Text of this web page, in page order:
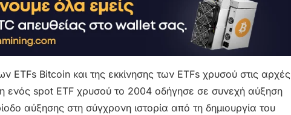
ETFs Bitcoin και της εκκίνησης των ETFs χρυσού στις αρχές
ενός spot ETF χρυσού το 2004 οδήγησε σε συνεχή αύξηση
αύξησης στη σύγχρονη ιστορία από τη δημιουργία του